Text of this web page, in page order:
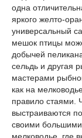
одна
яркого желто-
универсальный
мешок птицы
добычей
сельдь и другая
мастерами
как на
правило стаями.
выстраиваются
своими